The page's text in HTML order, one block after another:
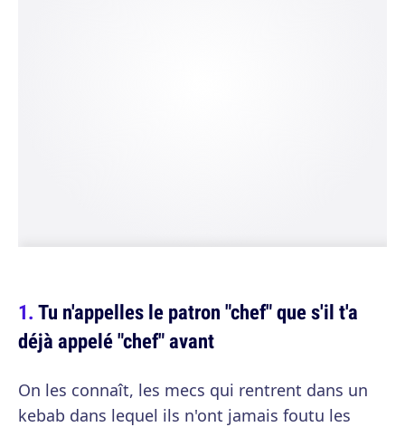
Tu n'appelles le patron "chef" que s'il t'a
déjà appelé "chef" avant
On les connaît, les mecs qui rentrent dans un
kebab dans lequel ils n'ont jamais foutu les